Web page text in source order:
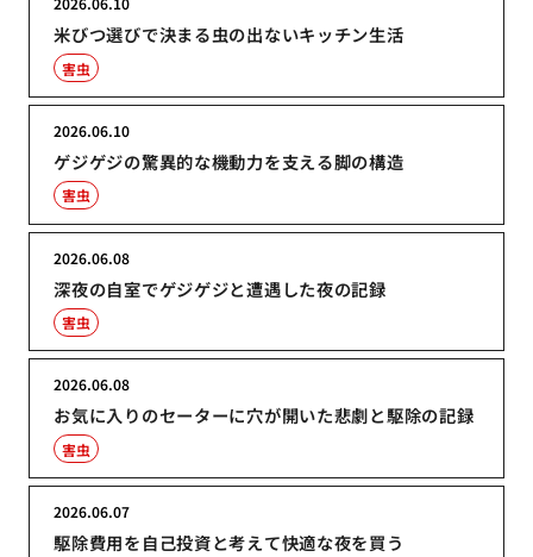
米びつ選びで決まる虫の出ないキッチン生活
害虫
ゲジゲジの驚異的な機動力を支える脚の構造
2026.06.10
害虫
深夜の自室でゲジゲジと遭遇した夜の記録
2026.06.08
害虫
お気に入りのセーターに穴が開いた悲劇と駆除の記録
2026.06.08
害虫
駆除費用を自己投資と考えて快適な夜を買う
2026.06.07